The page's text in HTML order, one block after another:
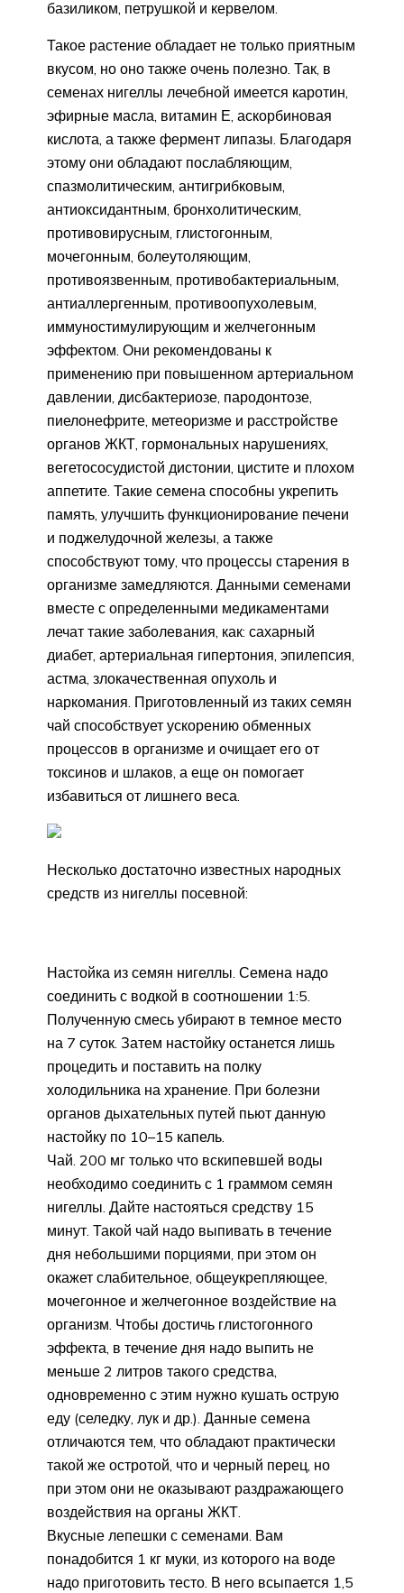
базиликом, петрушкой и кервелом.
Такое растение обладает не только приятным
вкусом, но оно также очень полезно. Так, в
семенах нигеллы лечебной имеется каротин,
эфирные масла, витамин Е, аскорбиновая
кислота, а также фермент липазы. Благодаря
этому они обладают послабляющим,
спазмолитическим, антигрибковым,
антиоксидантным, бронхолитическим,
противовирусным, глистогонным,
мочегонным, болеутоляющим,
противоязвенным, противобактериальным,
антиаллергенным, противоопухолевым,
иммуностимулирующим и желчегонным
эффектом. Они рекомендованы к
применению при повышенном артериальном
давлении, дисбактериозе, пародонтозе,
пиелонефрите, метеоризме и расстройстве
органов ЖКТ, гормональных нарушениях,
вегетососудистой дистонии, цистите и плохом
аппетите. Такие семена способны укрепить
память, улучшить функционирование печени
и поджелудочной железы, а также
способствуют тому, что процессы старения в
организме замедляются. Данными семенами
вместе с определенными медикаментами
лечат такие заболевания, как: сахарный
диабет, артериальная гипертония, эпилепсия,
астма, злокачественная опухоль и
наркомания. Приготовленный из таких семян
чай способствует ускорению обменных
процессов в организме и очищает его от
токсинов и шлаков, а еще он помогает
избавиться от лишнего веса.
Несколько достаточно известных народных
средств из нигеллы посевной:
Настойка из семян нигеллы. Семена надо
соединить с водкой в соотношении 1:5.
Полученную смесь убирают в темное место
на 7 суток. Затем настойку останется лишь
процедить и поставить на полку
холодильника на хранение. При болезни
органов дыхательных путей пьют данную
настойку по 10–15 капель.
Чай. 200 мг только что вскипевшей воды
необходимо соединить с 1 граммом семян
нигеллы. Дайте настояться средству 15
минут. Такой чай надо выпивать в течение
дня небольшими порциями, при этом он
окажет слабительное, общеукрепляющее,
мочегонное и желчегонное воздействие на
организм. Чтобы достичь глистогонного
эффекта, в течение дня надо выпить не
меньше 2 литров такого средства,
одновременно с этим нужно кушать острую
еду (селедку, лук и др.). Данные семена
отличаются тем, что обладают практически
такой же остротой, что и черный перец, но
при этом они не оказывают раздражающего
воздействия на органы ЖКТ.
Вкусные лепешки с семенами. Вам
понадобится 1 кг муки, из которого на воде
надо приготовить тесто. В него всыпается 1,5